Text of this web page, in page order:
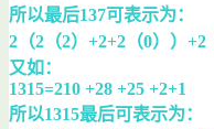
所以最后137可表示为：
2（2（2）+2+2（0））+2
又如：
1315=210 +28 +25 +2+1
所以1315最后可表示为：